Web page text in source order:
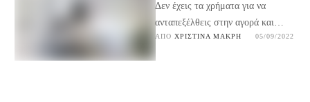
Δεν έχεις τα χρήματα για να
ανταπεξέλθεις στην αγορά και
τοποθέτηση ταπετσαρίας στο σπίτι
ΑΠΌ ΧΡΙΣΤΊΝΑ ΜΑΚΡΉ 05/09/2022